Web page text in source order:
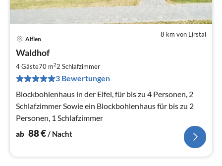
8 km von Lirstal
Alflen
Waldhof
4 Gäste70 m22 Schlafzimmer
3 Bewertungen
Blockbohlenhaus in der Eifel, für bis zu 4 Personen, 2
Schlafzimmer Sowie ein Blockbohlenhaus für bis zu 2
Personen, 1 Schlafzimmer
ab 88€/ Nacht